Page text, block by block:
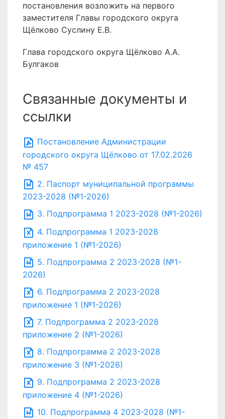
постановления возложить на первого
заместителя Главы городского округа
Щёлково Суслину Е.В.
Глава городского округа Щёлково А.А.
Булгаков
Связанные документы и
ссылки
Постановление Администрации
городского округа Щёлково от 17.02.2026
№ 457
2. Паспорт муниципальной программы
2023-2028 (№1-2026)
3. Подпрограмма 1 2023-2028 (№1-2026)
4. Подпрограмма 1 2023-2028
приложение 1 (№1-2026)
5. Подпрограмма 2 2023-2028 (№1-
2026)
6. Подпрограмма 2 2023-2028
приложение 1 (№1-2026)
7. Подпрограмма 2 2023-2028
приложение 2 (№1-2026)
8. Подпрограмма 2 2023-2028
приложение 3 (№1-2026)
9. Подпрограмма 2 2023-2028
приложение 4 (№1-2026)
10. Подпрограмма 4 2023-2028 (№1-